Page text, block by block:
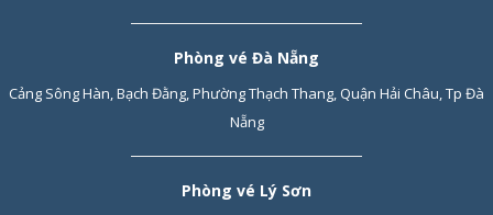
Phòng vé Đà Nẵng
Cảng Sông Hàn, Bạch Đằng, Phường Thạch Thang, Quận Hải Châu, Tp Đà
Nẵng
Phòng vé Lý Sơn